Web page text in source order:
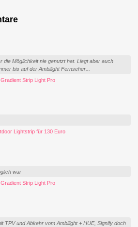
die Möglichkeit nie genutzt hat. Liegt aber auch
bis auf der Ambilight Fernseher...
Strip Light Pro
Lightstrip für 130 Euro
war
Strip Light Pro
TPV und Abkehr vom Ambilight + HUE, Signify doch